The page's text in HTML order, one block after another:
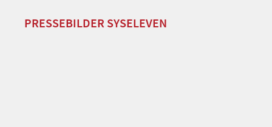
PRESSEBILDER SYSELEVEN